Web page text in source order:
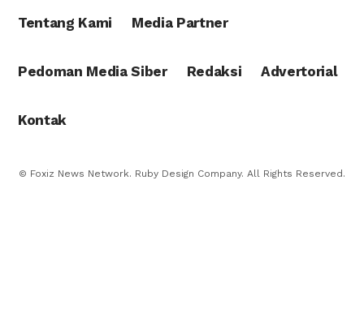
Tentang Kami Media Partner
Pedoman Media Siber Redaksi Advertorial
Kontak
© Foxiz News Network. Ruby Design Company. All Rights Reserved.